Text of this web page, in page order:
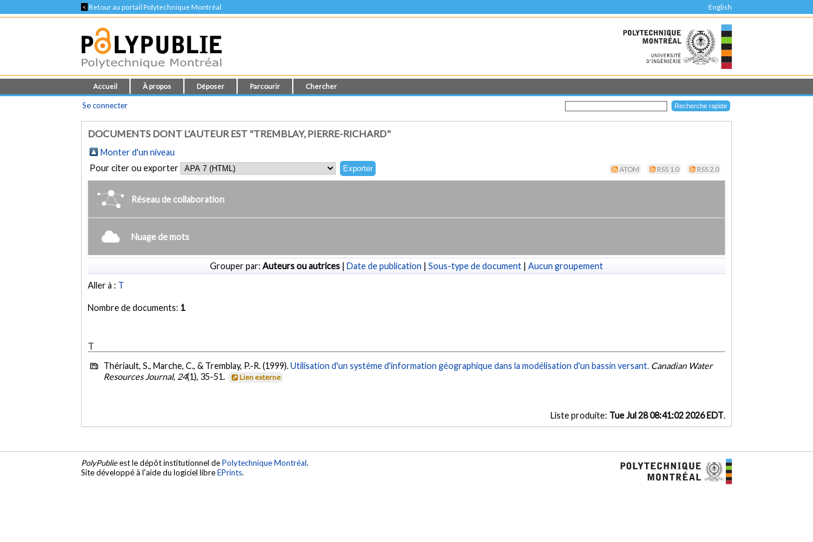
< Retour au portail Polytechnique Montréal English
Accueil À propos Déposer Parcourir Chercher
Se connecter
DOCUMENTS DONT L'AUTEUR EST "TREMBLAY, PIERRE-RICHARD"
Monter d'un niveau
Pour citer ou exporter
ATOM RSS 1.0 RSS 2.0
Réseau de collaboration
Nuage de mots
Grouper par: Auteurs ou autrices | Date de publication | Sous-type de document | Aucun groupement
Aller à : T
Nombre de documents: 1
T
Thériault, S., Marche, C., & Tremblay, P.-R. (1999).Utilisation d'un système d'information géographique dans la modélisation d'un bassin versant. Canadian Water
Resources Journal, 24(1), 35-51. Lien externe
Liste produite: Tue Jul 28 08:41:02 2026 EDT.
PolyPublieest le dépôt institutionnel dePolytechnique Montréal.
Site développé à l'aide du logiciel libreEPrints.